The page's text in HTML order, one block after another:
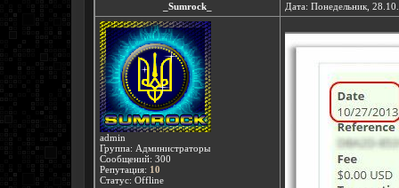
_Sumrock_ Дата: Понедельник,
admin
Группа: Администраторы
Сообщений: 300
Репутация: 10
Статус: Offline